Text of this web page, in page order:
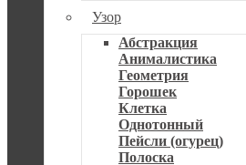
Узор
Абстракция
Анималистика
Геометрия
Горошек
Клетка
Однотонный
Пейсли (огурец)
Полоска